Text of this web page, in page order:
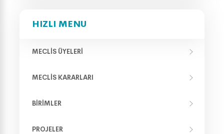
HIZLI MENU
MECLIS ÜYELERI
MECLIS KARARLARI
BIRIMLER
PROJELER